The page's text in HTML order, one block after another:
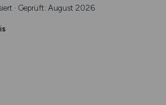
· Geprüft: August 2026